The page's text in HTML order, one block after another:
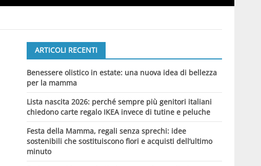
ARTICOLI RECENTI
Benessere olistico in estate: una nuova idea di bellezza
per la mamma
Lista nascita 2026: perché sempre più genitori italiani
chiedono carte regalo IKEA invece di tutine e peluche
Festa della Mamma, regali senza sprechi: idee
sostenibili che sostituiscono fiori e acquisti dell’ultimo
minuto